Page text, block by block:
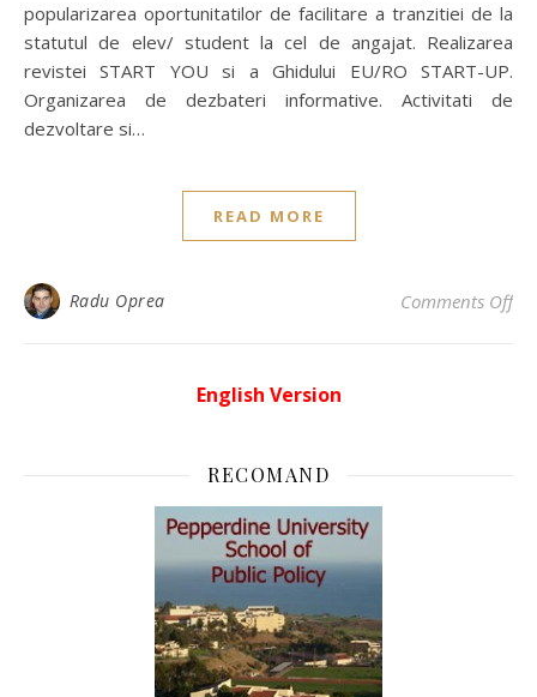
popularizarea oportunitatilor de facilitare a tranzitiei de la
statutul de elev/ student la cel de angajat. Realizarea
revistei START YOU si a Ghidului EU/RO START-UP.
Organizarea de dezbateri informative. Activitati de
dezvoltare si…
READ MORE
Radu Oprea Comments Offon
English Version
RECOMAND